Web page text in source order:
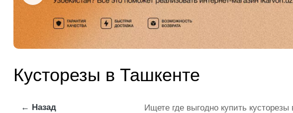
Кусторезы в Ташкенте
← Назад
Ищете где выгодно купить